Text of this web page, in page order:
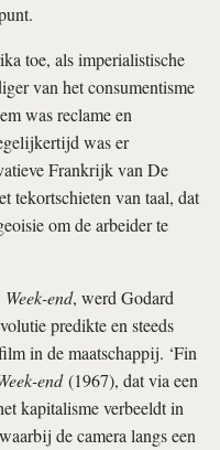
toe, als imperialistische
van het consumentisme
was reclame en
was er
Frankrijk van De
tekortschieten van taal, dat
om de arbeider te
Week-end, werd Godard
predikte en steeds
in de maatschappij. ‘Fin
end(1967), dat via een
kapitalisme verbeeldt in
de camera langs een